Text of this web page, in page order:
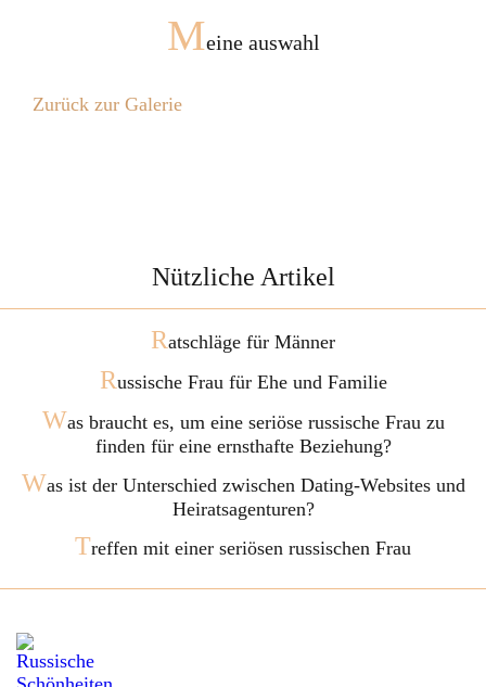
Meine auswahl
Zurück zur Galerie
Nützliche Artikel
Ratschläge für Männer
Russische Frau für Ehe und Familie
Was braucht es, um eine seriöse russische Frau zu
finden für eine ernsthafte Beziehung?
Was ist der Unterschied zwischen Dating-Websites und
Heiratsagenturen?
Treffen mit einer seriösen russischen Frau